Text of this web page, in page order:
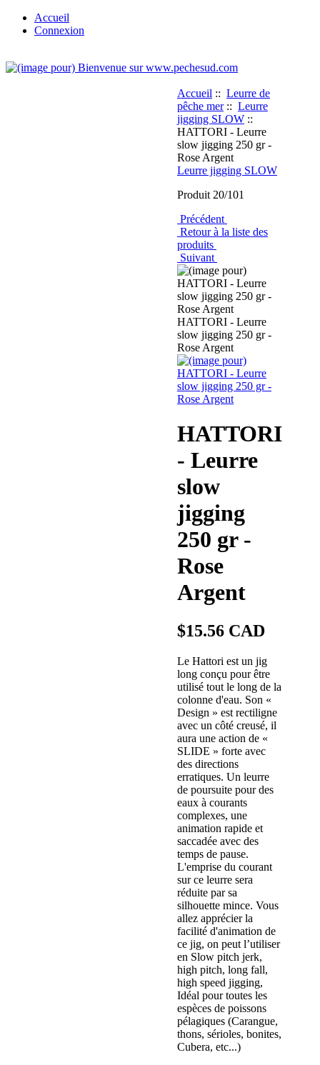
Accueil
Connexion
Accueil :: Leurre de
pêche mer:: Leurre
jigging SLOW ::
HATTORI - Leurre
slow jigging 250 gr -
Rose Argent
Leurre jigging SLOW
Produit 20/101
Précédent
Retour à la liste des
produits
Suivant
HATTORI - Leurre
slow jigging 250 gr -
Rose Argent
HATTORI
- Leurre
slow
jigging
250 gr -
Rose
Argent
$15.56 CAD
Le Hattori est un jig
long conçu pour être
utilisé tout le long de la
colonne d'eau. Son «
Design » est rectiligne
avec un côté creusé, il
aura une action de «
SLIDE » forte avec
des directions
erratiques. Un leurre
de poursuite pour des
eaux à courants
complexes, une
animation rapide et
saccadée avec des
temps de pause.
L'emprise du courant
sur ce leurre sera
réduite par sa
silhouette mince. Vous
allez apprécier la
facilité d'animation de
ce jig, on peut l’utiliser
en Slow pitch jerk,
high pitch, long fall,
high speed jigging,
Idéal pour toutes les
espèces de poissons
pélagiques (Carangue,
thons, sérioles, bonites,
Cubera, etc...)